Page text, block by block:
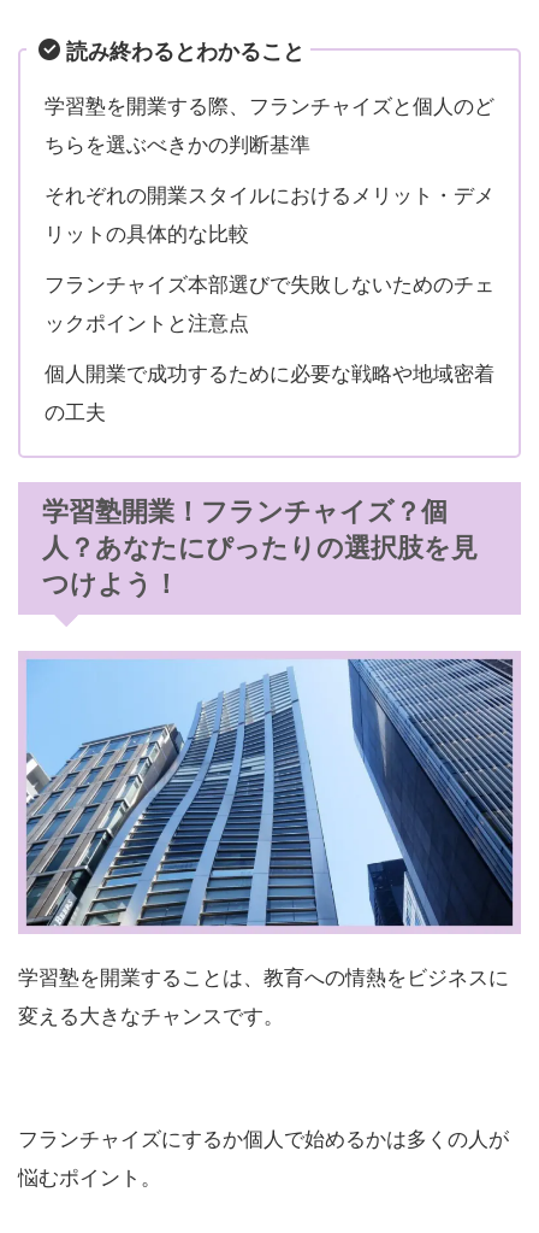
読み終わるとわかること
学習塾を開業する際、フランチャイズと個人のど
ちらを選ぶべきかの判断基準
それぞれの開業スタイルにおけるメリット・デメ
リットの具体的な比較
フランチャイズ本部選びで失敗しないためのチェ
ックポイントと注意点
個人開業で成功するために必要な戦略や地域密着
の工夫
学習塾開業！フランチャイズ？個
人？あなたにぴったりの選択肢を見
つけよう！
学習塾を開業することは、教育への情熱をビジネスに
変える大きなチャンスです。
フランチャイズにするか個人で始めるかは多くの人が
悩むポイント。